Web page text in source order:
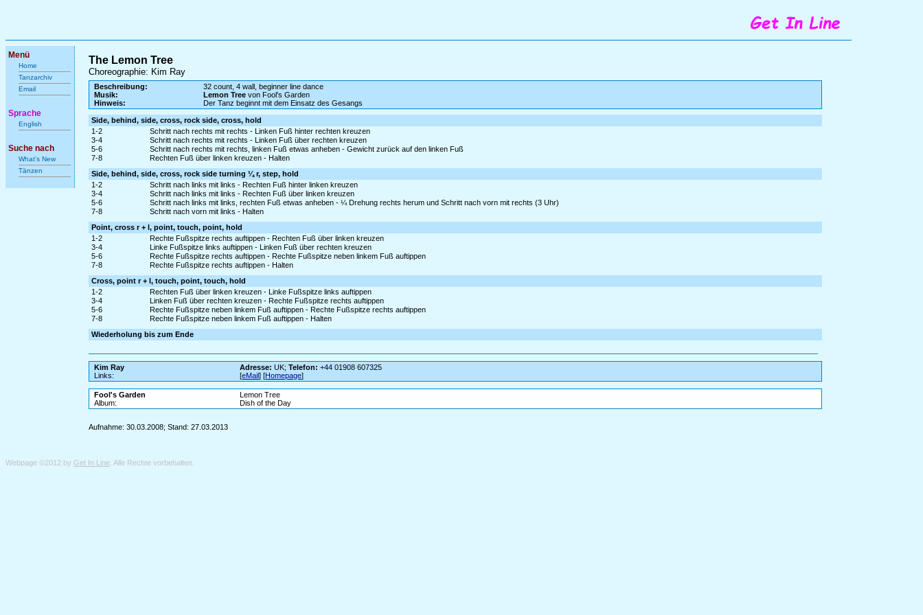
Menü
Home
Tanzarchiv
Email
Sprache
English
Suche nach
What's New
Tänzen
The Lemon Tree
Choreographie: Kim Ray
Beschreibung:
32 count, 4 wall, beginner line dance
Musik:
Lemon Tree von Fool's Garden
Hinweis:
Der Tanz beginnt mit dem Einsatz des Gesangs
Side, behind, side, cross, rock side, cross, hold
1-2
Schritt nach rechts mit rechts - Linken Fuß hinter rechten kreuzen
3-4
Schritt nach rechts mit rechts - Linken Fuß über rechten kreuzen
5-6
Schritt nach rechts mit rechts, linken Fuß etwas anheben - Gewicht zurück auf den linken Fuß
7-8
Rechten Fuß über linken kreuzen - Halten
Side, behind, side, cross, rock side turning ¼ r, step, hold
1-2
Schritt nach links mit links - Rechten Fuß hinter linken kreuzen
3-4
Schritt nach links mit links - Rechten Fuß über linken kreuzen
5-6
Schritt nach links mit links, rechten Fuß etwas anheben - ¼ Drehung rechts herum und Schritt nach vorn mit rechts (3 Uhr)
7-8
Schritt nach vorn mit links - Halten
Point, cross r + l, point, touch, point, hold
1-2
Rechte Fußspitze rechts auftippen - Rechten Fuß über linken kreuzen
3-4
Linke Fußspitze links auftippen - Linken Fuß über rechten kreuzen
5-6
Rechte Fußspitze rechts auftippen - Rechte Fußspitze neben linkem Fuß auftippen
7-8
Rechte Fußspitze rechts auftippen - Halten
Cross, point r + l, touch, point, touch, hold
1-2
Rechten Fuß über linken kreuzen - Linke Fußspitze links auftippen
3-4
Linken Fuß über rechten kreuzen - Rechte Fußspitze rechts auftippen
5-6
Rechte Fußspitze neben linkem Fuß auftippen - Rechte Fußspitze rechts auftippen
7-8
Rechte Fußspitze neben linkem Fuß auftippen - Halten
Wiederholung bis zum Ende
Kim Ray Adresse: UK;Telefon: +44 01908 607325
Links:
[eMail] [Homepage]
Fool's Garden
Lemon Tree
Album:
Dish of the Day
Aufnahme: 30.03.2008; Stand: 27.03.2013
Webpage ©2012 by Get In Line . Alle Rechte vorbehalten.